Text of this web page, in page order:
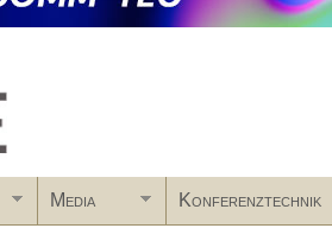
Media Konferenztechnik